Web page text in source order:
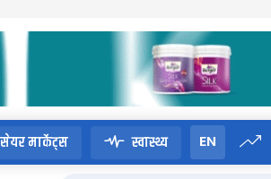
सेयर मार्केट्स स्वास्थ्य EN